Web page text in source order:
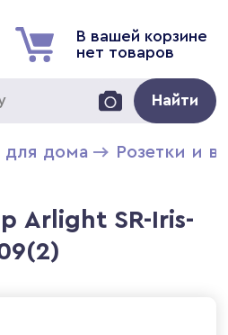
В вашей корзине
нет товаров
Найти
для дома Розетки и
Arlight SR-Iris-